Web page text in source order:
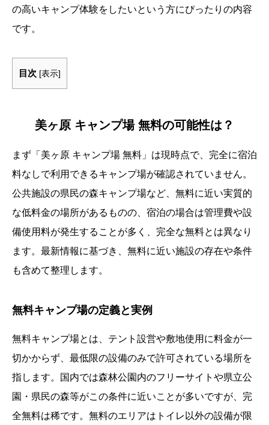
の高いキャンプ体験をしたいという方にぴったりの内容
です。
目次 [表示]
美ヶ原 キャンプ場 無料の可能性は？
まず「美ヶ原 キャンプ場 無料」は現時点で、完全に宿泊
料なしで利用できるキャンプ場が確認されていません。
公共施設の県民の森キャンプ場など、無料に近い実質的
な低料金の場所があるものの、宿泊の場合は管理費や設
備使用料が発生することが多く、完全な無料とは異なり
ます。最新情報に基づき、無料に近い施設の存在や条件
も含めて整理します。
無料キャンプ場の定義と実例
無料キャンプ場とは、テント設営や敷地使用に料金が一
切かからず、最低限の設備のみで許可されている場所を
指します。国内では森林公園内のフリーサイトや県立公
園・県民の森等がこの条件に近いことが多いですが、完
全無料は稀です。無料のエリアはトイレ以外の設備が限